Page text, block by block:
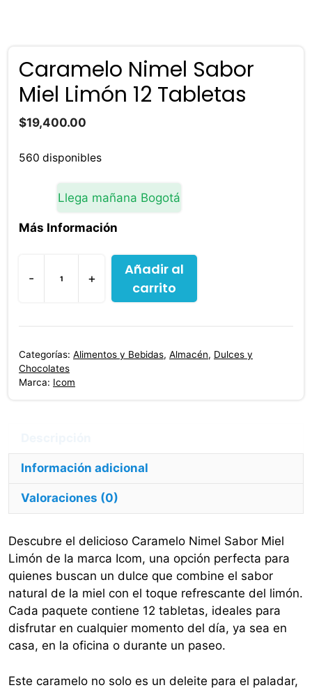
Caramelo Nimel Sabor
Miel Limón 12 Tabletas
$19,400.00
560 disponibles
Llega mañana Bogotá
Más Información
-
Caramelo
Nimel
Sabor
Limón
+
Añadir al
carrito
Categorías: Alimentos y Bebidas, Almacén, Dulces y
Chocolates
Marca: Icom
Información adicional
Valoraciones (0)
Descubre el delicioso Caramelo Nimel Sabor Miel
Limón de la marca Icom, una opción perfecta para
quienes buscan un dulce que combine el sabor
natural de la miel con el toque refrescante del limón.
Cada paquete contiene 12 tabletas, ideales para
disfrutar en cualquier momento del día, ya sea en
casa, en la oficina o durante un paseo.
Este caramelo no solo es un deleite para el paladar,